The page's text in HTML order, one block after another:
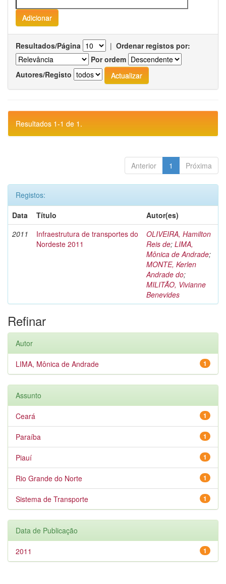
Resultados/Página | Ordenar registos por:
Por ordem
Autores/Registo
Resultados 1-1 de 1.
Anterior 1 Próxima
Registos:
Data
Título
Autor(es)
2011
Infraestrutura de transportes do
Nordeste 2011
OLIVEIRA, Hamilton
Reis de; LIMA,
Mônica de Andrade;
MONTE, Kerlen
Andrade do;
MILITÃO, Vivianne
Benevides
Refinar
Autor
1
LIMA, Mônica de Andrade
Assunto
1
Ceará
1
Paraíba
1
Piauí
1
Rio Grande do Norte
1
Sistema de Transporte
Data de Publicação
1
2011